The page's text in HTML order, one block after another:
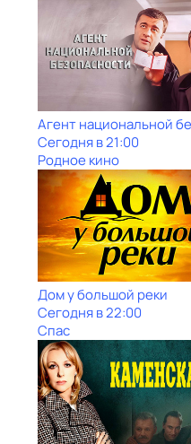
Агент национальной
Сегодня в 21:00
Родное кино
Дом у большой реки
Сегодня в 22:00
Спас